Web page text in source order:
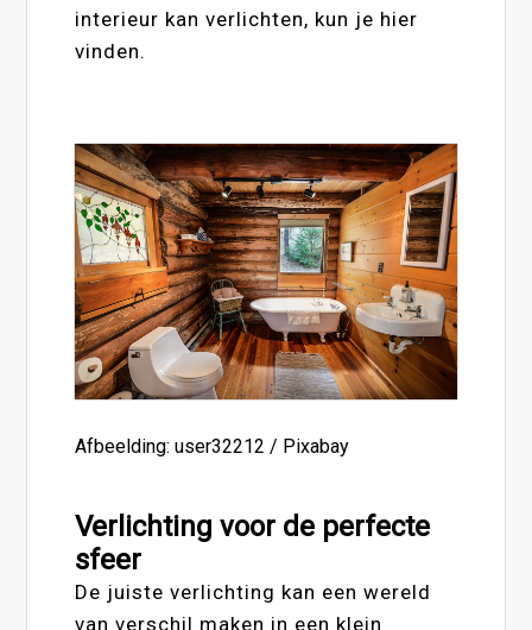
interieur kan verlichten, kun je hier
vinden.
Afbeelding: user32212 / Pixabay
Verlichting voor de perfecte
sfeer
De juiste verlichting kan een wereld
van verschil maken in een klein